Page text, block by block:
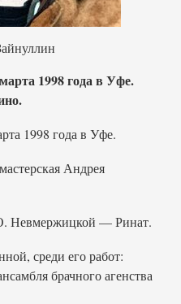
1998 года в Уфе.
1998 года в Уфе.
Андрея
Невмержицкой — Ринат.
среди его работ:
брачного агенства